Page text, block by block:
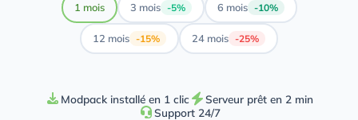
1 mois 3 mois -5% 6 mois -10%
12 mois -15% 24 mois -25%
Modpack installé en 1 clic
Serveur prêt en 2 min
Support 24/7